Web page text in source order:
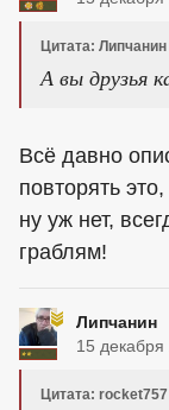
Цитата: Липчанин
А вы друзья
Всё давно
повторять
ну уж нет,
граблям!
Липчанин
15
Цитата: rocket757